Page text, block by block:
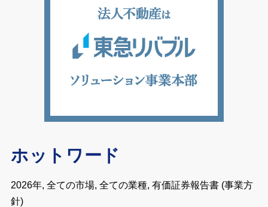
ホットワード
2026年, 全ての市場, 全ての業種, 有価証券報告書 (事業方
針)